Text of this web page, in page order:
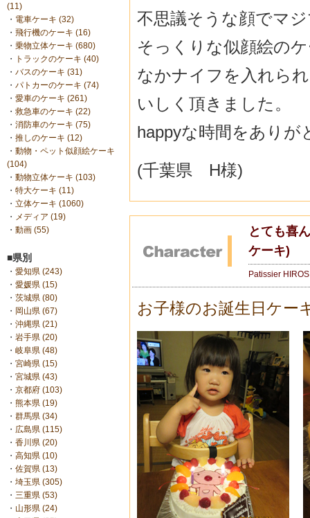
(11)
・ 電車ケーキ (32)
・ 飛行機のケーキ (16)
・ 乗物立体ケーキ (680)
・
トラックのケーキ (40)
・ バスのケーキ (31)
・ パトカーのケーキ (74)
・ 愛車のケーキ (261)
・ 救急車のケーキ (22)
・ 消防車のケーキ (75)
・ 推しのケーキ (12)
・ 動物・ペット似顔絵ケーキ
(104)
・ 動物立体ケーキ (103)
・ 特大ケーキ (11)
・ 立体ケーキ (1060)
・ メディア (19)
・ 動画 (55)
■県別
・ 愛知県 (243)
・ 愛媛県 (15)
・ 茨城県 (80)
・ 岡山県 (67)
・ 沖縄県 (21)
・ 岩手県 (20)
・ 岐阜県 (48)
・ 宮崎県 (15)
・ 宮城県 (43)
・ 京都府 (103)
・ 熊本県 (19)
・ 群馬県 (34)
・ 広島県 (115)
・ 香川県 (20)
・ 高知県 (10)
・ 佐賀県 (13)
・ 埼玉県 (305)
・ 三重県 (53)
・ 山形県 (24)
不思議そうな顔でマ
そっくりな似顔絵の
なかナイフを入れら
いしく頂きました。
happyな時間をありが
(千葉県 H様)
とても喜
ケーキ)
Patissier
お子様のお誕生日ケー